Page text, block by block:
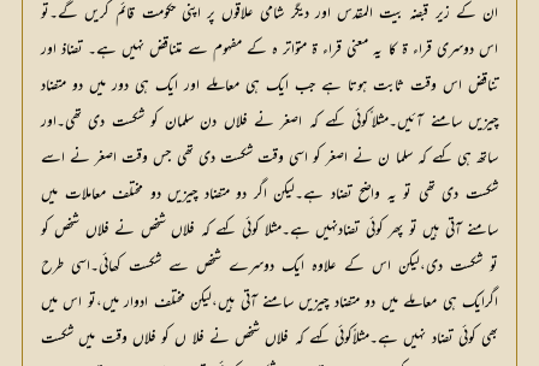
ان کے زیر قبضہ بیت المقدس اور دیگر شامی علاقوں پر اپنی حکومت قائم کریں گے۔تو
اس دوسری قراء ۃ کا یہ معنی قراء ۃ متواتر ہ کے مفہوم سے متناقض نہیں ہے۔ تضاذ اور
تناقض اس وقت ثابت ہوتا ہے جب ایک ہی معاملے اور ایک ہی دور میں دو متضاد
چیزیں سامنے آئیں۔مثلا ًکوئی کہے کہ اصغر نے فلاں دن سلمان کو شکست دی تھی۔اور
ساتھ ہی کہے کہ سلما ن نے اصغر کو اسی وقت شکست دی تھی جس وقت اصغر نے اسے
شکست دی تھی تو یہ واضح تضاد ہے۔لیکن اگر دو متضاد چیزیں دو مختلف معاملات میں
سامنے آتی ہیں تو پھر کوئی تضادنہیں ہے۔مثلا کوئی کہے کہ فلاں شخص نے فلاں شخص کو
تو شکست دی،لیکن اس کے علاوہ ایک دوسرے شخص سے شکست کھائی۔اسی طرح
اگرایک ہی معاملے میں دو متضاد چیزیں سامنے آتی ہیں،لیکن مختلف ادوار میں،تو اس میں
بھی کوئی تضاد نہیں ہے۔مثلاًکوئی کہے کہ فلاں شخص نے فلا ں کو فلاں وقت میں شکست